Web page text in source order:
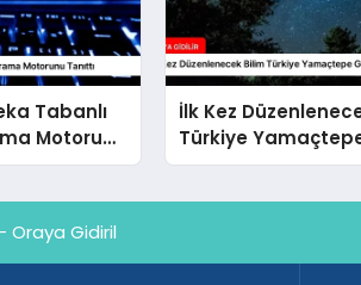
Tabanlı
Motorunu
İlk Kez
Türkiye
Gözlem Şenliği
Oraya Gidiril